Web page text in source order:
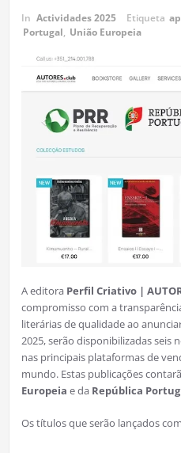
In Actividades 2025 Etiqueta
Portugal, União Europeia
A editora Perfil Criativo |
compromisso com a
literárias de qualidade ao
2025, serão disponibilizadas seis
nas principais plataformas de
mundo. Estas publicações
Europeia e da República
Os títulos que serão lançados